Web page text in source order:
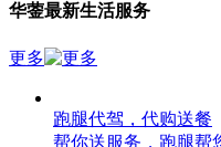
华蓥最新生活服务
更多
跑腿代驾，代购送餐
帮你送服务，跑腿帮